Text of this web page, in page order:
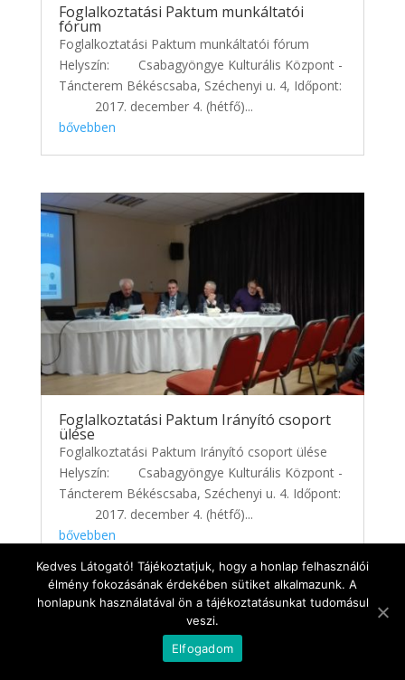
Foglalkoztatási Paktum munkáltatói
fórum
Foglalkoztatási Paktum munkáltatói fórum
Helyszín: Csabagyöngye Kulturális Központ -
Táncterem Békéscsaba, Széchenyi u. 4, Időpont:
2017. december 4. (hétfő)...
bővebben
Foglalkoztatási Paktum Irányító csoport
ülése
Foglalkoztatási Paktum Irányító csoport ülése
Helyszín: Csabagyöngye Kulturális Központ -
Táncterem Békéscsaba, Széchenyi u. 4. Időpont:
2017. december 4. (hétfő)...
bővebben
Kedves Látogató! Tájékoztatjuk, hogy a honlap felhasználói
élmény fokozásának érdekében sütiket alkalmazunk. A
honlapunk használatával ön a tájékoztatásunkat tudomásul
veszi.
Elfogadom